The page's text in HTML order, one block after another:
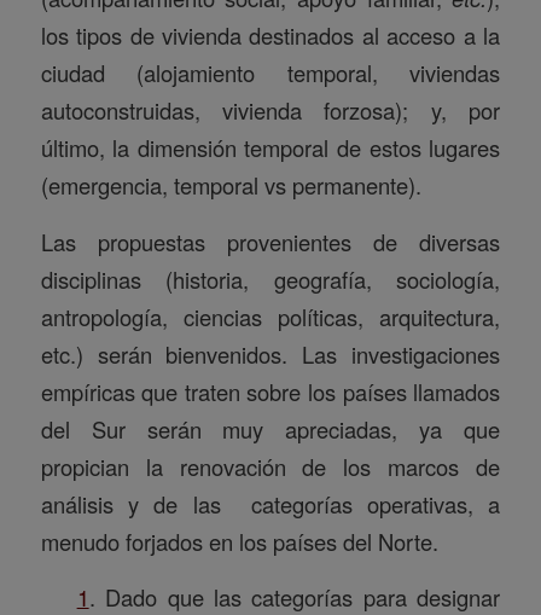
los tipos de vivienda destinados al acceso a la
ciudad (alojamiento temporal, viviendas
autoconstruidas, vivienda forzosa); y, por
último, la dimensión temporal de estos lugares
(emergencia, temporal vs permanente).
Las propuestas provenientes de diversas
disciplinas (historia, geografía, sociología,
antropología, ciencias políticas, arquitectura,
etc.) serán bienvenidos. Las investigaciones
empíricas que traten sobre los países llamados
del Sur serán muy apreciadas, ya que
propician la renovación de los marcos de
análisis y de las categorías operativas, a
menudo forjados en los países del Norte.
1. Dado que las categorías para designar